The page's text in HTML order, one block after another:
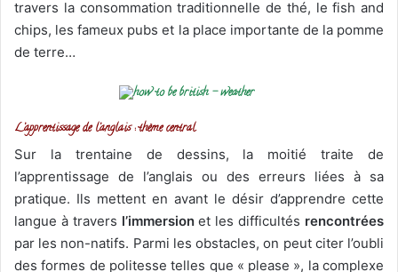
travers la consommation traditionnelle de thé, le fish and
chips, les fameux pubs et la place importante de la pomme
de terre…
L’apprentissage de l’anglais : thème central
Sur la trentaine de dessins, la moitié traite de
l’apprentissage de l’anglais ou des erreurs liées à sa
pratique. Ils mettent en avant le désir d’apprendre cette
langue à travers l’immersionet les difficultés rencontrées
par les non-natifs. Parmi les obstacles, on peut citer l’oubli
des formes de politesse telles que « please », la complexe